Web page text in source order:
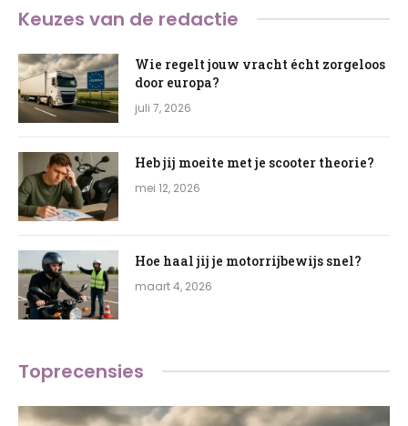
Keuzes van de redactie
Wie regelt jouw vracht écht zorgeloos
door europa?
juli 7, 2026
Heb jij moeite met je scooter theorie?
mei 12, 2026
Hoe haal jij je motorrijbewijs snel?
maart 4, 2026
Toprecensies